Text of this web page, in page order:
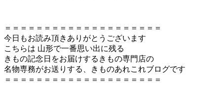
＝＝＝＝＝＝＝＝＝＝＝＝＝＝＝＝＝＝＝＝
今日もお読み頂きありがとうございます
こちらは 山形で一番思い出に残る
きもの記念日をお届けするきもの専門店の
名物専務がお送りする、きものあれこれブログです
＝＝＝＝＝＝＝＝＝＝＝＝＝＝＝＝＝＝＝＝